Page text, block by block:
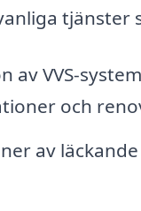
tjänster
av VVS-
och
av